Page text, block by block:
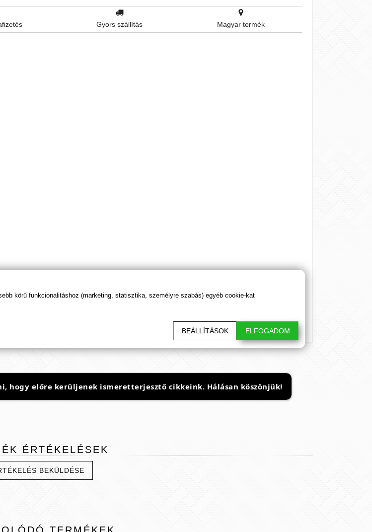
Gyors szállítás Magyar termék
előre kerüljenek ismeretterjesztő cikkeink. Hálásan köszönjük!
ÉRTÉKELÉSEK
BEKÜLDÉSE
körű funkcionalitáshoz (marketing, statisztika, személyre szabás) egyéb cookie-kat
BEÁLLÍTÁSOK ELFOGADOM